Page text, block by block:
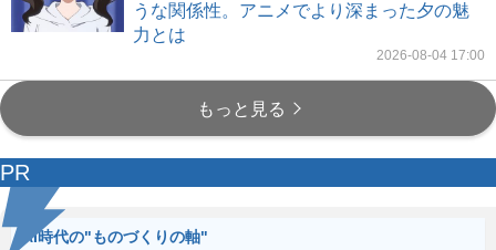
うな関係性。アニメでより深まった夕の魅
力とは
2026-08-04 17:00
もっと見る
PR
AI時代の"ものづくりの軸"